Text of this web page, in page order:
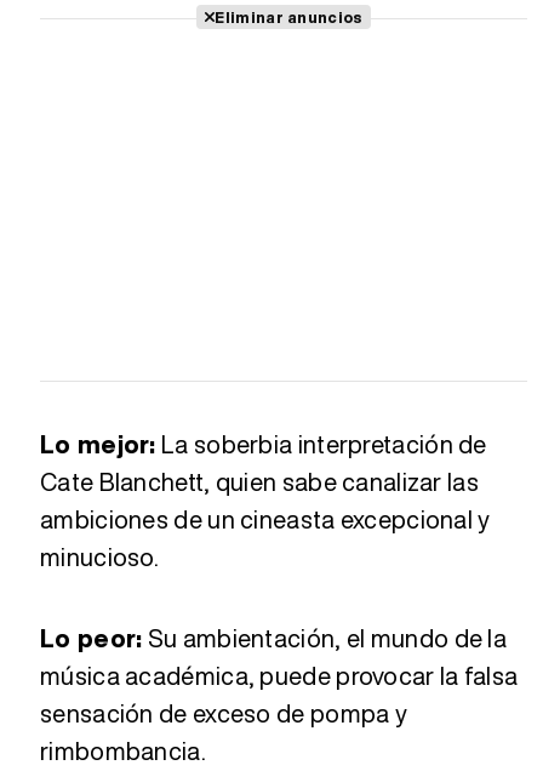
Eliminar anuncios
Lo mejor: La soberbia interpretación de
Cate Blanchett, quien sabe canalizar las
ambiciones de un cineasta excepcional y
minucioso.
Lo peor: Su ambientación, el mundo de la
música académica, puede provocar la falsa
sensación de exceso de pompa y
rimbombancia.